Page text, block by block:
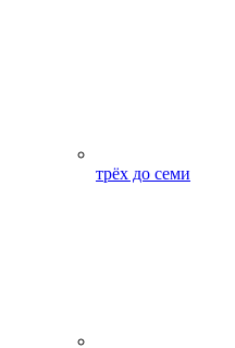
трёх до семи